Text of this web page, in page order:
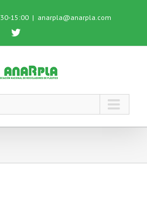
15:00 | anarpla@anarpla.com
Twitter